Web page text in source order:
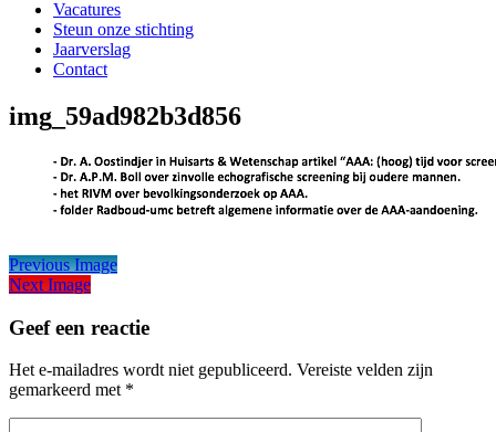
Vacatures
Steun onze stichting
Jaarverslag
Contact
Aortastichting
img_59ad982b3d856
Previous Image
Next Image
Geef een reactie
Het e-mailadres wordt niet gepubliceerd. Vereiste velden zijn
gemarkeerd met *